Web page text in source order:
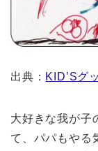
出典： KID’Sグ
大好きな我が子
て、パパもやる